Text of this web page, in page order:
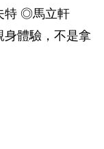
特 ◎馬立軒
身體驗，不是拿